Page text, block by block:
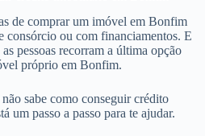
de comprar um imóvel em Bonfim
consórcio ou com financiamentos. E
pessoas recorram a última opção
próprio em Bonfim.
não sabe como conseguir crédito
um passo a passo para te ajudar.